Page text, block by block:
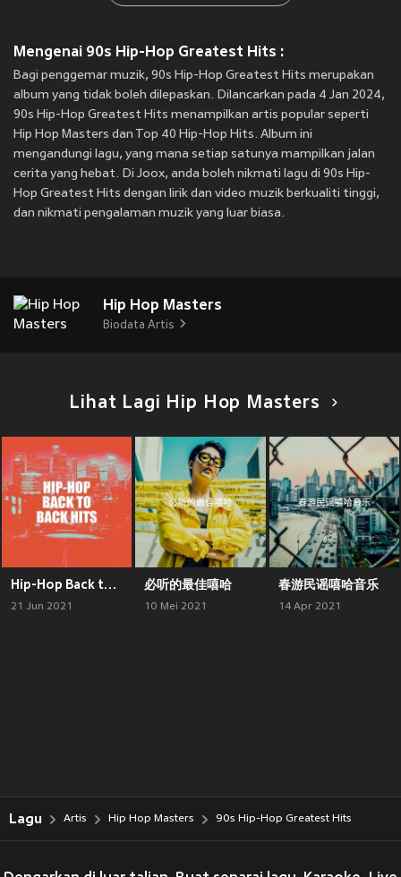
Mengenai 90s Hip-Hop Greatest Hits :
Bagi penggemar muzik, 90s Hip-Hop Greatest Hits merupakan
album yang tidak boleh dilepaskan. Dilancarkan pada 4 Jan 2024,
90s Hip-Hop Greatest Hits menampilkan artis popular seperti
Hip Hop Masters dan Top 40 Hip-Hop Hits. Album ini
mengandungi lagu, yang mana setiap satunya mampilkan jalan
cerita yang hebat. Di Joox, anda boleh nikmati lagu di 90s Hip-
Hop Greatest Hits dengan lirik dan video muzik berkualiti tinggi,
dan nikmati pengalaman muzik yang luar biasa.
Hip Hop Masters
Biodata Artis
Lihat Lagi Hip Hop Masters
Hip-Hop Back to Back Hits
21 Jun 2021
必听的最佳嘻哈
10 Mei 2021
春游民谣嘻哈音乐
14 Apr 2021
Lagu Artis Hip Hop Masters 90s Hip-Hop Greatest Hits